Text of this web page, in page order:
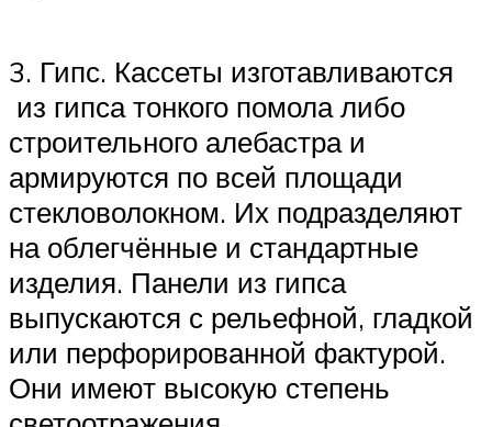
3. Гипс. Кассеты изготавливаются
из гипса тонкого помола либо
строительного алебастра и
армируются по всей площади
стекловолокном. Их подразделяют
на облегчённые и стандартные
изделия. Панели из гипса
выпускаются с рельефной, гладкой
или перфорированной фактурой.
Они имеют высокую степень